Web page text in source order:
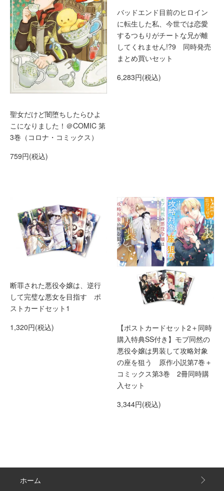
聖女だけど闇堕ちしたらひよ
こになりました！＠COMIC 第
3巻（コロナ・コミックス）
759円(税込)
バッドエンド目前のヒロイン
に転生した私、今世では恋愛
するつもりがチートな兄が離
してくれません!?9 同時発売
まとめ買いセット
6,283円(税込)
断罪された悪役令嬢は、逆行
して完璧な悪女を目指す ポ
ストカードセット1
1,320円(税込)
【ポストカードセット2＋同時
購入特典SS付き】モブ同然の
悪役令嬢は男装して攻略対象
の座を狙う 原作小説第7巻＋
コミックス第3巻 2冊同時購
入セット
3,344円(税込)
ホーム